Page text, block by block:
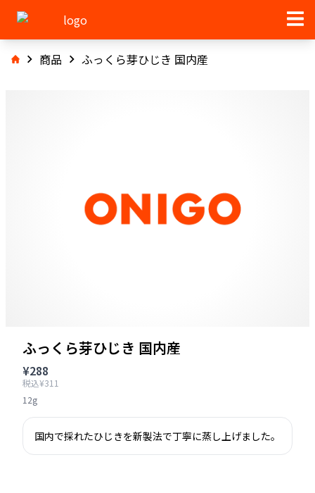
商品 ふっくら芽ひじき 国内産
ふっくら芽ひじき 国内産
¥288
税込¥311
12g
国内で採れたひじきを新製法で丁寧に蒸し上げました。